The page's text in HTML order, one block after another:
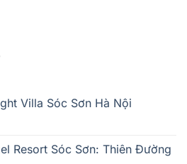
Villa Sóc Sơn Hà Nội
Resort Sóc Sơn: Thiên Đường